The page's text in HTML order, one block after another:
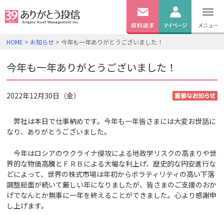
無料資料
HOME > お知らせ > 今年も一年ありがとうございました！
今年も一年ありがとうございました！
2022年12月30日（金）
弊社は本日で仕事納めです。今年も一年皆さまには大変お世話に
なり、ありがとうございました。
今年はロシアのウクライナ侵攻による地政学リスクの高まりや世
界的な物価高騰とＦＲＢによる大幅な利上げ、歴史的な円安進行な
どによって、世界の株式市場は年初からボラティリティの高い下落
調整局面が続いて厳しい年になりましたが、皆さまのご支援のおか
げでなんとか無事に一年を終えることができました。心より感謝申
し上げます。